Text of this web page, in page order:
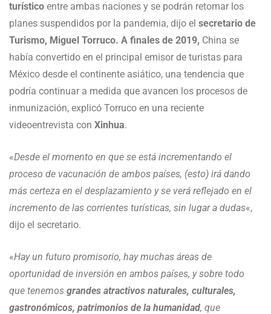
turístico entre ambas naciones y se podrán retomar los
planes suspendidos por la pandemia, dijo el secretario de
Turismo, Miguel Torruco. A finales de 2019, China se
había convertido en el principal emisor de turistas para
México desde el continente asiático, una tendencia que
podría continuar a medida que avancen los procesos de
inmunización, explicó Torruco en una reciente
videoentrevista con Xinhua.
«Desde el momento en que se está incrementando el
proceso de vacunación de ambos países, (esto) irá dando
más certeza en el desplazamiento y se verá reflejado en el
incremento de las corrientes turísticas, sin lugar a dudas«,
dijo el secretario.
«Hay un futuro promisorio, hay muchas áreas de
oportunidad de inversión en ambos países, y sobre todo
que tenemos grandes atractivos naturales, culturales,
gastronómicos, patrimonios de la humanidad, que